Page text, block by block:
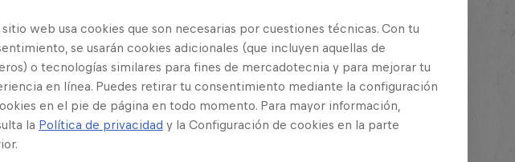
sitio web usa cookies que son necesarias por cuestiones técnicas. Con tu
se usarán cookies adicionales (que incluyen aquellas de
o tecnologías similares para fines de mercadotecnia y para mejorar tu
en línea. Puedes retirar tu consentimiento mediante la configuración
en el pie de página en todo momento. Para mayor información,
la Política de privacidad y la Configuración de cookies en la parte